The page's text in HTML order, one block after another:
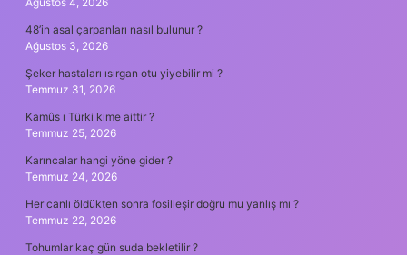
48’in asal çarpanları nasıl bulunur ?
Ağustos 3, 2026
Şeker hastaları ısırgan otu yiyebilir mi ?
Temmuz 31, 2026
Kamûs ı Türki kime aittir ?
Temmuz 25, 2026
Karıncalar hangi yöne gider ?
Temmuz 24, 2026
Her canlı öldükten sonra fosilleşir doğru mu yanlış mı ?
Temmuz 22, 2026
Tohumlar kaç gün suda bekletilir ?